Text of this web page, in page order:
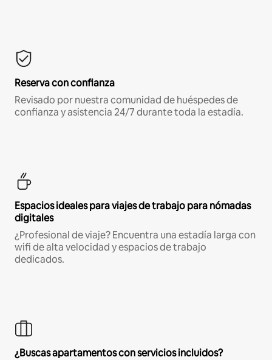
Reserva con confianza
Revisado por nuestra comunidad de huéspedes de
confianza y asistencia 24/7 durante toda la estadía.
Espacios ideales para viajes de trabajo para nómadas
digitales
¿Profesional de viaje? Encuentra una estadía larga con
wifi de alta velocidad y espacios de trabajo
dedicados.
¿Buscas apartamentos con servicios incluidos?